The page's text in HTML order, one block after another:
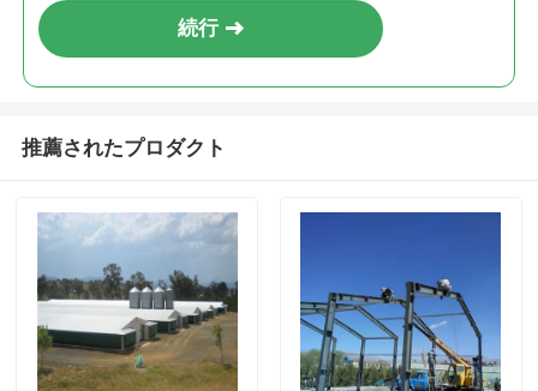
続行
推薦されたプロダクト